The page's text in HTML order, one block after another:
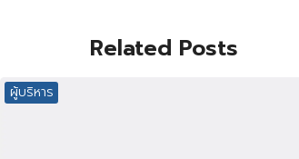
Related Posts
ผู้บริหาร